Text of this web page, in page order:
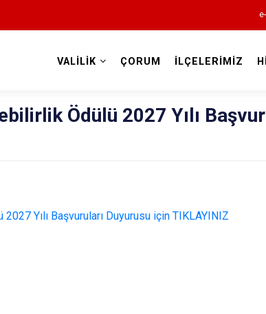
VALİLİK ÇORUM İLÇELERİMİZ
Ödülü 2027 Yılı
Yılı Başvuruları Duyurusu için TIKLAYINIZ